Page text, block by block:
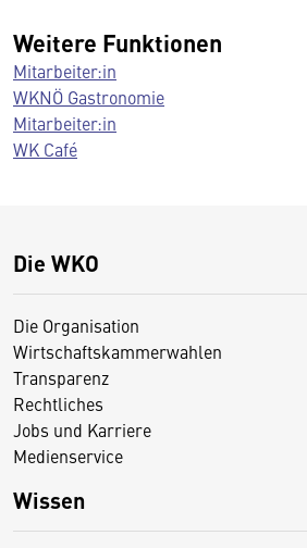
Weitere Funktionen
Mitarbeiter:in
WKNÖ Gastronomie
Mitarbeiter:in
WK Café
Die WKO
Die Organisation
Wirtschaftskammerwahlen
Transparenz
Rechtliches
Jobs und Karriere
Medienservice
Wissen